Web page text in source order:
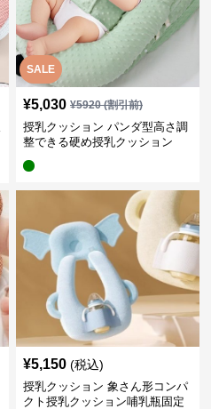
SALE
¥5,030 ¥5920(割引前)
授乳クッション パンダ型高さ調
整できる硬め授乳クッション
¥5,150 (税込)
授乳クッション 象さん形コンパ
クト授乳クッション哺乳瓶固定